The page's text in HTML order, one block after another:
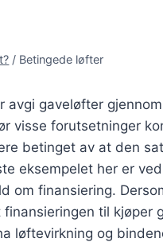
/ Betingede løfter
avgi gaveløfter
visse forutsetninger
betinget av at den
eksempelet her er
om finansiering.
til kjøper
løftevirkning og